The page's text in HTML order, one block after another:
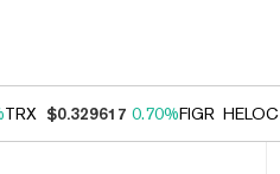
TRX $0.329617 0.70%FIGR_HELOC